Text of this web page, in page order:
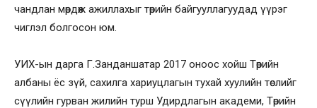
чандлан мөрдөж ажиллахыг төрийн байгууллагуудад үүрэг
чиглэл болгосон юм.
УИХ-ын дарга Г.Занданшатар 2017 оноос хойш Төрийн
албаны ёс зүй, сахилга хариуцлагын тухай хуулийн төслийг
сүүлийн гурван жилийн турш Удирдлагын академи, Төрийн